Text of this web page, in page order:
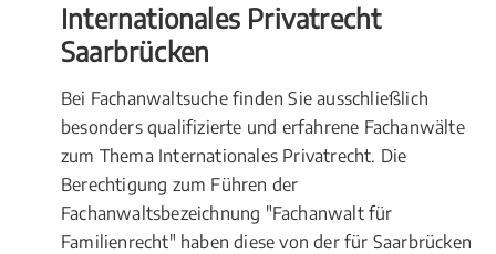
Internationales Privatrecht
Saarbrücken
Bei Fachanwaltsuche finden Sie ausschließlich
besonders qualifizierte und erfahrene Fachanwälte
zum Thema Internationales Privatrecht. Die
Berechtigung zum Führen der
Fachanwaltsbezeichnung "Fachanwalt für
Familienrecht" haben diese von der für Saarbrücken